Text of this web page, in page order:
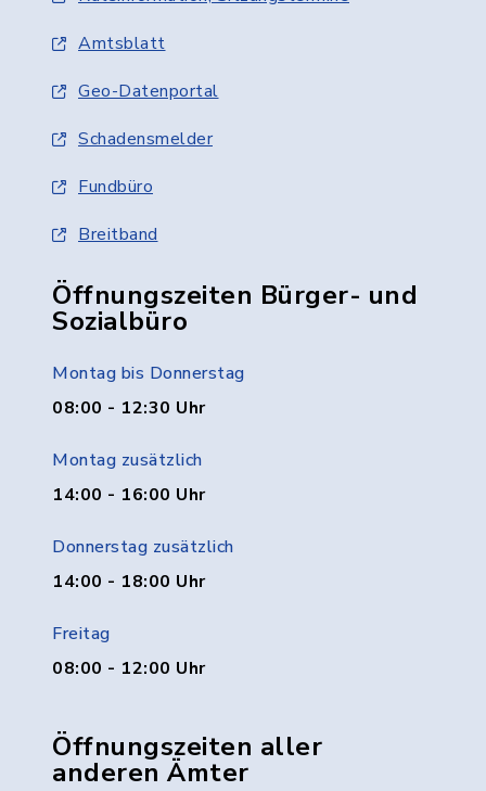
Amtsblatt
Geo-Datenportal
Schadensmelder
Fundbüro
Breitband
Öffnungszeiten Bürger- und
Sozialbüro
Montag bis Donnerstag
08:00 - 12:30 Uhr
Montag zusätzlich
14:00 - 16:00 Uhr
Donnerstag zusätzlich
14:00 - 18:00 Uhr
Freitag
08:00 - 12:00 Uhr
Öffnungszeiten aller
anderen Ämter